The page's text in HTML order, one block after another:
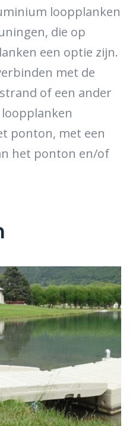
loopplanken
die op
een optie zijn.
met de
of een ander
ponton, met een
het ponton en/of